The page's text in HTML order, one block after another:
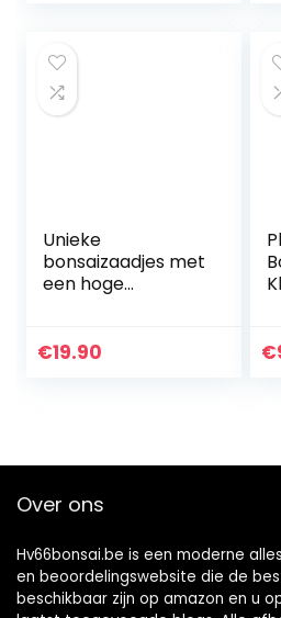
Unieke
bonsaizaadjes met
een hoge
uw eigen
€19.90 €
Over ons
Hv66bonsai.be is een moderne
en beoordelingswebsite die de
beschikbaar zijn op amazon en u